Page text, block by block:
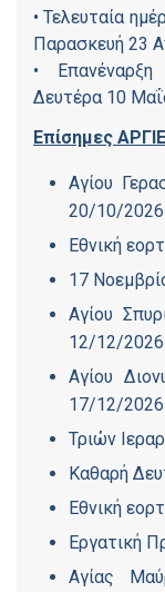
• Τελευταία
Παρασκευή 23
•
Δευτέρα 10
Επίσημες
Αγίου
20/10/2026
Εθνική
17
Αγίου
12/12/2026
Αγίου
17/12/2026
Τριών
Καθαρή
Εθνική
Εργατική
Αγίας